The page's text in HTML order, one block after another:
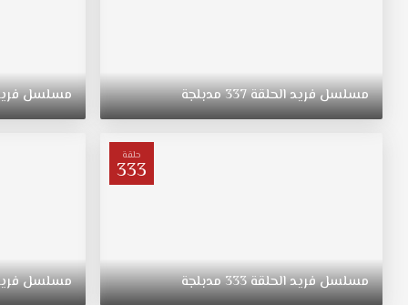
مسلسلفريدالحلقة337مدبلجة مسلسل
حلقة
333
مسلسلفريدالحلقة333مدبلجة مسلسل